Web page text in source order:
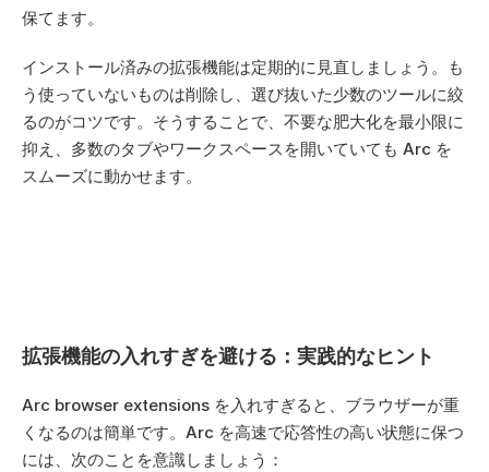
保てます。
インストール済みの拡張機能は定期的に見直しましょう。も
う使っていないものは削除し、選び抜いた少数のツールに絞
るのがコツです。そうすることで、不要な肥大化を最小限に
抑え、多数のタブやワークスペースを開いていても Arc を
スムーズに動かせます。
拡張機能の入れすぎを避ける：実践的なヒント
Arc browser extensions を入れすぎると、ブラウザーが重
くなるのは簡単です。Arc を高速で応答性の高い状態に保つ
には、次のことを意識しましょう：